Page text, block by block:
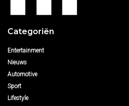
Categoriën
Entertainment
Nieuws
Automotive
Sport
Lifestyle